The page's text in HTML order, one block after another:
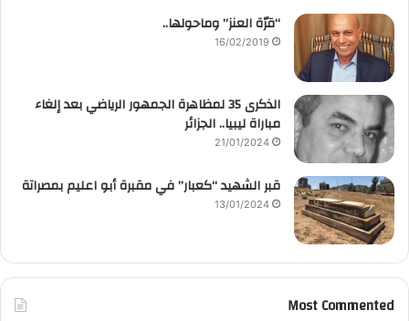
“قرّة العنز” وماحولها..
16/02/2019
الذكرى 35 لمظاهرة الجمهور الرياضي بعد إلغاء
مباراة ليبيا.. الجزائر
21/01/2024
قبر الشهيد “كعبار” في مقبرة أبو اعليم بمصراتة
13/01/2024
Most Commented